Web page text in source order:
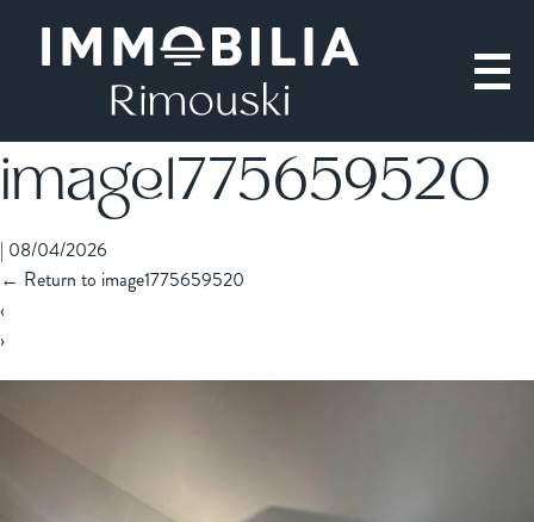
image1775659520
| 08/04/2026
← Return to image1775659520
‹
›